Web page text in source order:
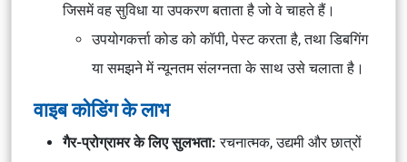
जिसमें वह सुविधा या उपकरण बताता है जो वे चाहते हैं।
उपयोगकर्त्ता कोड को कॉपी, पेस्ट करता है, तथा डिबगिंग
या समझने में न्यूनतम संलग्नता के साथ उसे चलाता है।
वाइब कोडिंग के लाभ
गैर-प्रोग्रामर के लिए सुलभता:रचनात्मक, उद्यमी और छात्रों